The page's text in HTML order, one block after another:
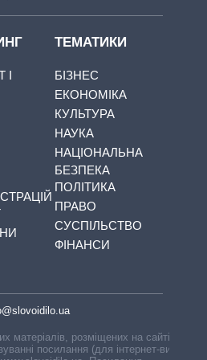
І
ТЕМАТИКИ
БІЗНЕС
ЕКОНОМІКА
КУЛЬТУРА
НАУКА
НАЦІОНАЛЬНА
БЕЗПЕКА
ПОЛІТИКА
ПРАВО
СУСПІЛЬСТВО
ФІНАНСИ
матеріалів, розміщених на сайті,
посилання (для інтернет-видань